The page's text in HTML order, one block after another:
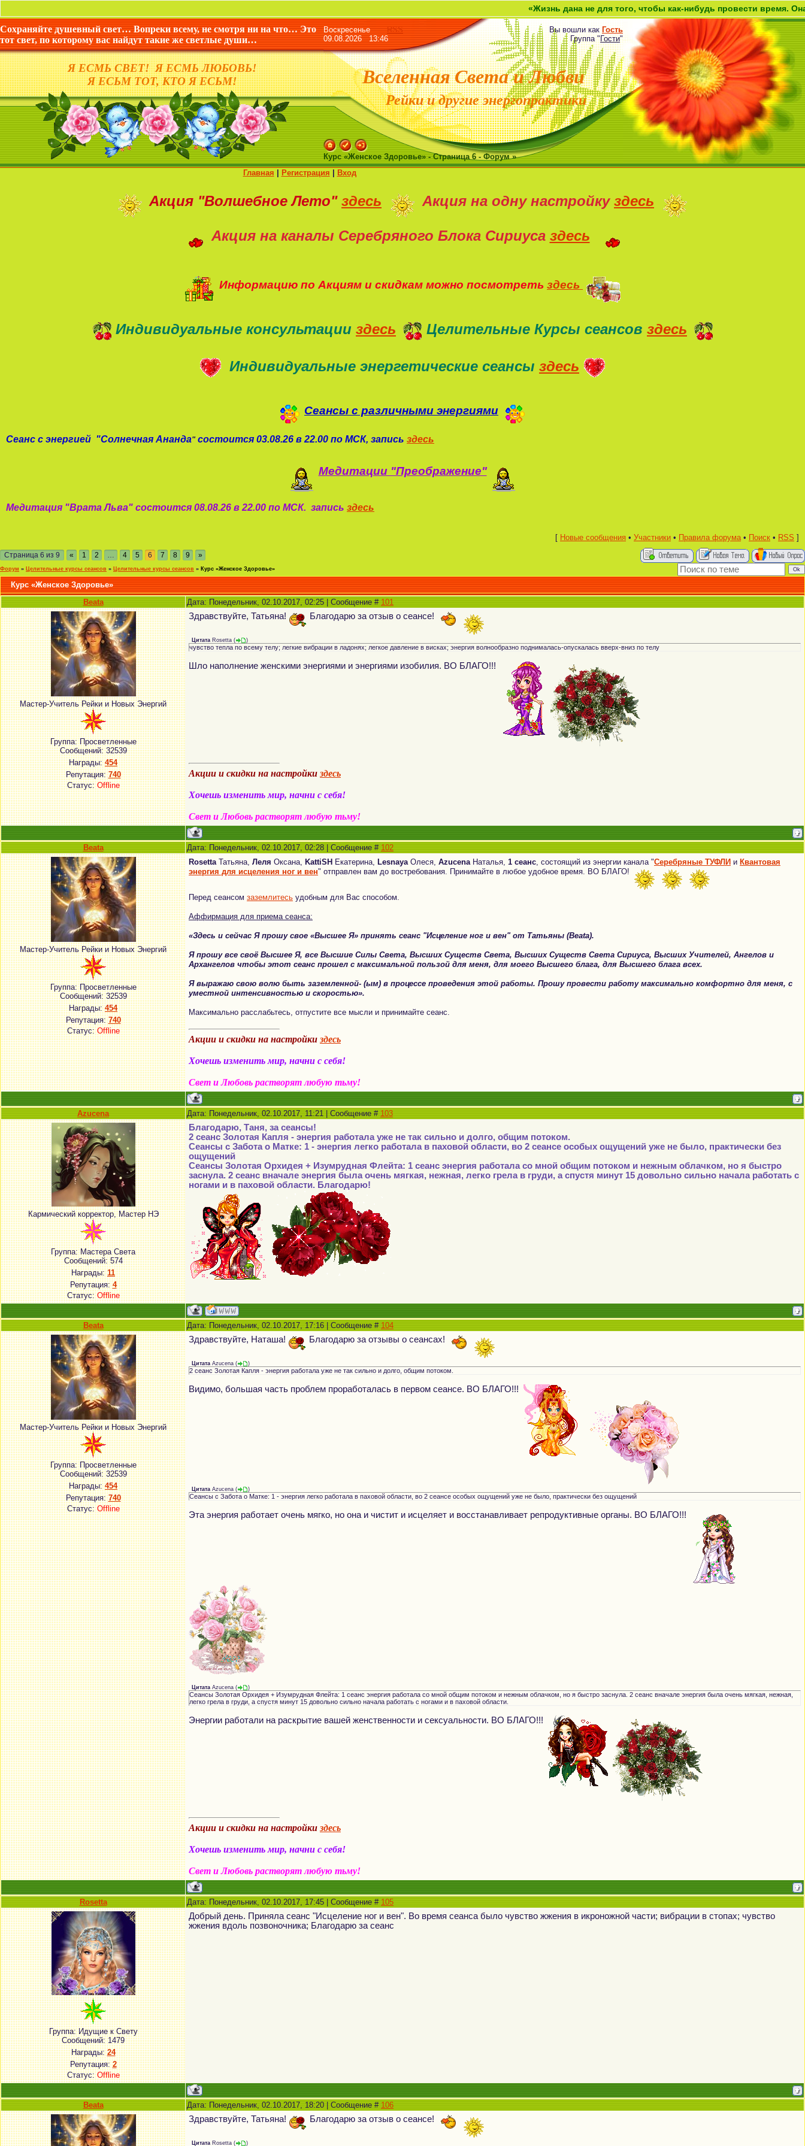
«Жизнь дана не для того, чтобы как-нибудь провести время. Она дана
Сохраняйте душевный свет… Вопреки всему, не смотря ни на что… Это
тот свет, по которому вас найдут такие же светлые души…
Я ЕСМЬ СВЕТ! Я ЕСМЬ ЛЮБОВЬ!
Я ЕСЬМ ТОТ, КТО Я ЕСЬМ!
ВоскресеньеRSS
09.08.2026 13:46
Вы вошли как Гость
Группа"Гости"
Вселенная Света и Любви
Рейки и другие энергопрактики
Курс «Женское Здоровье» - Страница 6 - Форум »
Главная
Регистрация Вход
Акция "Волшебное Лето" здесь Акция на одну настройку здесь
Акция на каналы Серебряного Блока Сириуса здесь
Информацию по Акциям и скидкам можно посмотреть здесь
Индивидуальные консультации здесь Целительные Курсы сеансов здесь
Индивидуальные энергетические сеансы здесь
Сеансы с различными энергиями
Сеанс с энергией "Солнечная Ананда" состоится 03.08.26 в 22.00 по МСК, запись здесь
Медитации "Преображение"
Медитация "Врата Льва" состоится 08.08.26 в 22.00 по МСК. запись здесь
[ Новые сообщения • Участники • Правила форума• Поиск • RSS ]
Страница 6 из 9 « 1 2 … 4 5 6 7 8 9 »
Форум » Целительные курсы сеансов » Целительные курсы сеансов » Курс «Женское Здоровье»
Курс «Женское Здоровье»
Beata
Дата: Понедельник, 02.10.2017, 02:25 | Сообщение # 101
Мастер-Учитель Рейки и Новых Энергий
Группа: Просветленные
Сообщений:32539
Награды:454
Репутация:740
Статус:Offline
Здравствуйте, Татьяна! Благодарю за отзыв о сеансе!
Цитата Rosetta ( )
чувство тепла по всему телу; легкие вибрации в ладонях; легкое давление в висках; энергия волнообразно поднималась-опускалась вверх-вниз по телу
Шло наполнение женскими энергиями и энергиями изобилия. ВО БЛАГО!!!
Акции и скидки на настройки здесь
Хочешь изменить мир, начни с себя!
Свет и Любовь растворят любую тьму!
Beata Дата: Понедельник, 02.10.2017, 02:28 | Сообщение # 102
Мастер-Учитель Рейки и Новых Энергий
Группа: Просветленные
Сообщений:32539
Награды:454
Репутация:740
Статус:Offline
RosettaТатьяна, Леля Оксана, KattiSH Екатерина, LesnayaОлеся, AzucenaНаталья, 1 сеанс, состоящий из энергии канала "Серебряные ТУФЛИ и Квантовая
энергия для исцеления ног и вен" отправлен вам до востребования. Принимайте в любое удобное время. ВО БЛАГО!
Перед сеансом заземлитесь удобным для Вас способом.
Аффирмация для приема сеанса:
«Здесь и сейчас Я прошу свое «Высшее Я» принять сеанс "Исцеление ног и вен" от Татьяны (Beata).
Я прошу все своё Высшее Я, все Высшие Силы Света, Высших Существ Света, Высших Существ Света Сириуса, Высших Учителей, Ангелов и
Архангелов чтобы этот сеанс прошел с максимальной пользой для меня, для моего Высшего блага, для Высшего блага всех.
Я выражаю свою волю быть заземленной- (ым) в процессе проведения этой работы. Прошу провести работу максимально комфортно для меня, с
уместной интенсивностью и скоростью».
Максимально расслабьтесь, отпустите все мысли и принимайте сеанс.
Акции и скидки на настройки здесь
Хочешь изменить мир, начни с себя!
Свет и Любовь растворят любую тьму!
Azucena Дата: Понедельник, 02.10.2017, 11:21 | Сообщение # 103
Кармический корректор, Мастер НЭ
Группа: Мастера Света
Сообщений:574
Награды:11
Репутация:4
Статус:Offline
Благодарю, Таня, за сеансы!
2 сеанс Золотая Капля - энергия работала уже не так сильно и долго, общим потоком.
Сеансы с Забота о Матке: 1 - энергия легко работала в паховой области, во 2 сеансе особых ощущений уже не было, практически без
ощущений
Сеансы Золотая Орхидея + Изумрудная Флейта: 1 сеанс энергия работала со мной общим потоком и нежным облачком, но я быстро
заснула. 2 сеанс вначале энергия была очень мягкая, нежная, легко грела в груди, а спустя минут 15 довольно сильно начала работать с
ногами и в паховой области. Благодарю!
Beata Дата: Понедельник, 02.10.2017, 17:16 | Сообщение # 104
Мастер-Учитель Рейки и Новых Энергий
Группа: Просветленные
Сообщений:32539
Награды:454
Репутация:740
Статус:Offline
Здравствуйте, Наташа! Благодарю за отзывы о сеансах!
Цитата Azucena ( )
2 сеанс Золотая Капля - энергия работала уже не так сильно и долго, общим потоком.
Видимо, большая часть проблем проработалась в первом сеансе. ВО БЛАГО!!!
Цитата Azucena ( )
Сеансы с Забота о Матке: 1 - энергия легко работала в паховой области, во 2 сеансе особых ощущений уже не было, практически без ощущений
Эта энергия работает очень мягко, но она и чистит и исцеляет и восстанавливает репродуктивные органы. ВО БЛАГО!!!
Цитата Azucena ( )
Сеансы Золотая Орхидея + Изумрудная Флейта: 1 сеанс энергия работала со мной общим потоком и нежным облачком, но я быстро заснула. 2 сеанс вначале энергия была очень мягкая, нежная,
легко грела в груди, а спустя минут 15 довольно сильно начала работать с ногами и в паховой области.
Энергии работали на раскрытие вашей женственности и сексуальности. ВО БЛАГО!!!
Акции и скидки на настройкиздесь
Хочешь изменить мир, начни с себя!
Свет и Любовь растворят любую тьму!
Rosetta Дата: Понедельник, 02.10.2017, 17:45 | Сообщение # 105
Группа: Идущие к Свету
Сообщений:1479
Награды:24
Репутация:2
Статус:Offline
Добрый день. Приняла сеанс "Исцеление ног и вен". Во время сеанса было чувство жжения в икроножной части; вибрации в стопах; чувство
жжения вдоль позвоночника; Благодарю за сеанс
Beata Дата: Понедельник, 02.10.2017, 18:20 | Сообщение # 106
Здравствуйте, Татьяна! Благодарю за отзыв о сеансе!
Цитата Rosetta ( )